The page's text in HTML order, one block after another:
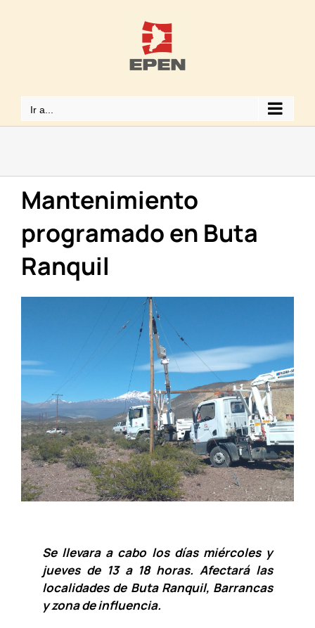
Ir a...
Mantenimiento
programado en Buta
Ranquil
Se llevara a cabo los días miércoles y
jueves de 13 a 18 horas. Afectará las
localidades de Buta Ranquil, Barrancas
y zona de influencia.